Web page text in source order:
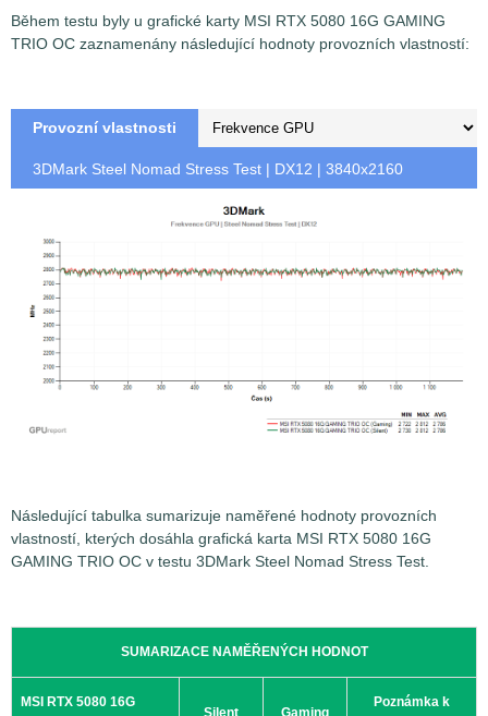
Během testu byly u grafické karty MSI RTX 5080 16G GAMING
TRIO OC zaznamenány následující hodnoty provozních vlastností:
Provozní vlastnosti
3DMark Steel Nomad Stress Test | DX12 | 3840x2160
Následující tabulka sumarizuje naměřené hodnoty provozních
vlastností, kterých dosáhla grafická karta MSI RTX 5080 16G
GAMING TRIO OC v testu 3DMark Steel Nomad Stress Test.
SUMARIZACE NAMĚŘENÝCH HODNOT
MSI RTX 5080 16G
Silent Gaming
Poznámka k